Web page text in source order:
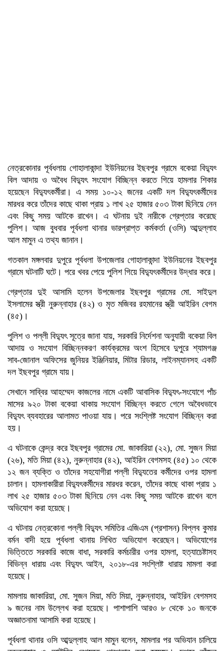
নেত্রকোনার পূর্বধলায় গোহালাকান্দা ইউনিয়নের ইছবপুর গ্রামে বকেয়া বিদ্যুৎ
বিল আদায় ও অবৈধ বিদ্যুৎ সংযোগ বিচ্ছিন্ন করতে গিয়ে হামলার শিকার
হয়েছেন বিদ্যুৎকর্মীরা। এ সময় ১০-১২ জনের একটি দল বিদ্যুৎকর্মীদের
মারধর করে তাঁদের কাছে থাকা প্রায় ১ লাখ ২৫ হাজার ৫০৩ টাকা ছিনিয়ে নেন
এবং কিছু সময় আটকে রাখেন। এ ঘটনায় দুই নারীকে গ্রেপ্তার করেছে
পুলিশ। আজ বুধবার পূর্বধলা থানার ভারপ্রাপ্ত কর্মকর্তা (ওসি) আব্দুল্লাহ
আল মামুন এ তথ্য জানান।
গতকাল মঙ্গলবার দুপুরে পূর্বধলা উপজেলার গোহালাকান্দা ইউনিয়নের ইছবপুর
গ্রামে ঘটনাটি ঘটে। পরে খবর পেয়ে পুলিশ গিয়ে বিদ্যুৎকর্মীদের উদ্ধার করে।
গ্রেপ্তার দুই আসামি হলেন উপজেলার ইছবপুর গ্রামের মো. সাইদুল
ইসলামের স্ত্রী নুরুন্নাহার (৪২) ও মৃত মজিবর রহমানের স্ত্রী আইরিন বেগম
(৪৫)।
পুলিশ ও পল্লী বিদ্যুৎ সূত্রে জানা যায়, সরকারি নির্দেশনা অনুযায়ী বকেয়া বিল
আদায় ও সংযোগ বিচ্ছিন্নকরণ কার্যক্রমের অংশ হিসেবে দুপুরে শ্যামগঞ্জ
সাব-জোনাল অফিসের জুনিয়র ইঞ্জিনিয়ার, মিটার রিডার, লাইনম্যানসহ একটি
দল ইছবপুর গ্রামে যায়।
সেখানে সাব্বির আহম্মেদ কাজলের নামে একটি আবাসিক বিদ্যুৎ-সংযোগে পাঁচ
মাসের ৯২০ টাকা বকেয়া থাকায় সংযোগ বিচ্ছিন্ন করতে গেলে অবৈধভাবে
বিদ্যুৎ ব্যবহারের আলামত পাওয়া যায়। পরে সংশ্লিষ্ট সংযোগ বিচ্ছিন্ন করা
হয়।
এ ঘটনাকে কেন্দ্র করে ইছবপুর গ্রামের মো. জাকারিয়া (২২), মো. সুজন মিয়া
(২৬), মতি মিয়া (৪২), নুরুন্নাহার (৪২), আইরিন বেগমসহ (৪৫) ১০ থেকে
১২ জন ব্যক্তি ও তাঁদের সহযোগীরা পল্লী বিদ্যুতের কর্মীদের ওপর হামলা
চালান। হামলাকারীরা বিদ্যুৎকর্মীদের মারধর করেন, তাঁদের কাছে থাকা প্রায় ১
লাখ ২৫ হাজার ৫০৩ টাকা ছিনিয়ে নেন এবং কিছু সময় আটকে রাখেন বলে
অভিযোগ করা হয়েছে।
এ ঘটনায় নেত্রকোনা পল্লী বিদ্যুৎ সমিতির এজিএম (প্রশাসন) বিপ্লব কুমার
বর্মন বাদী হয়ে পূর্বধলা থানায় লিখিত অভিযোগ করেছেন। অভিযোগের
ভিত্তিতে সরকারি কাজে বাধা, সরকারি কর্মচারীর ওপর হামলা, হত্যাচেষ্টাসহ
বিভিন্ন ধারায় এবং বিদ্যুৎ আইন, ২০১৮-এর সংশ্লিষ্ট ধারায় মামলা করা
হয়েছে।
মামলায় জাকারিয়া, মো. সুজন মিয়া, মতি মিয়া, নুরুন্নাহার, আইরিন বেগমসহ
৯ জনের নাম উল্লেখ করা হয়েছে। পাশাপাশি আরও ৮ থেকে ১০ জনকে
অজ্ঞাতনামা আসামি করা হয়েছে।
পূর্বধলা থানার ওসি আব্দুল্লাহ আল মামুন বলেন, মামলার পর অভিযান চালিয়ে